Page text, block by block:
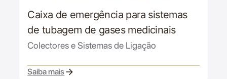
Caixa de emergência para sistemas
de tubagem de gases medicinais
Colectores e Sistemas de Ligação
Saiba mais